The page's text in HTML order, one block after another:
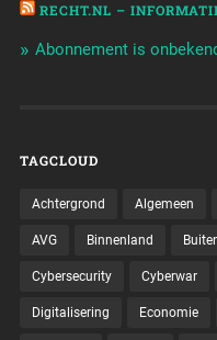
RECHT.NL –
Abonnement is
TAGCLOUD
Achtergrond Algemeen
AVG Binnenland
Cybersecurity Cyberwar
Digitalisering Economie